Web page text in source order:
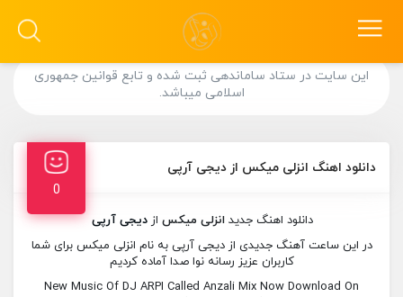
این سایت در ستاد ساماندهی ثبت شده و تابع قوانین جمهوری
اسلامی میباشد.
دانلود اهنگ انزلی میکس از دیجی آرپی
0
دانلود اهنگ جدید انزلی میکس از دیجی آرپی
در این ساعت آهنگ جدیدی از دیجی آرپی به نام انزلی میکس برای شما
کاربران عزیز رسانه نوا صدا آماده کردیم
New Music Of DJ ARPI Called Anzali Mix Now Download On